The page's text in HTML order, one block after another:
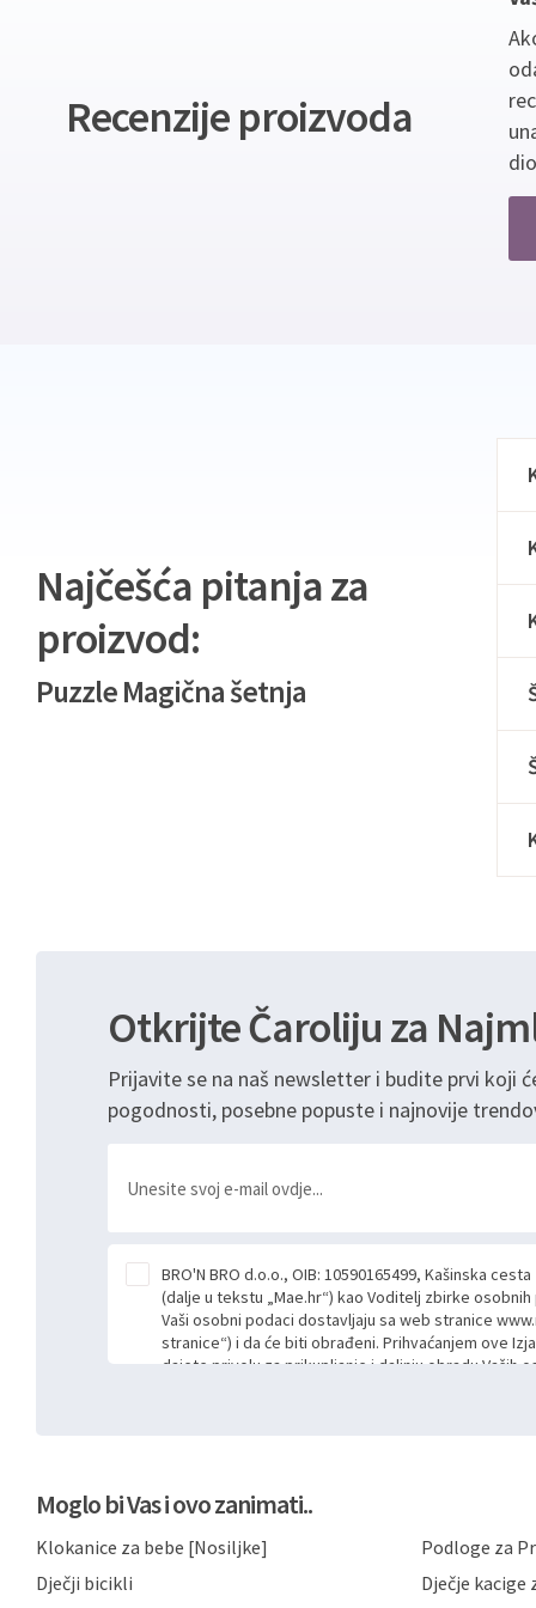
Recenzije proizvoda
Najčešća pitanja za
proizvod:
Puzzle Magična šetnja
Otkrijte Čaroliju za
Prijavite se na naš newsletter i budite prvi koji
pogodnosti, posebne popuste i najnovije
BRO'N BRO d.o.o., OIB: 10590165499, Kašinska
(dalje u tekstu „Mae.hr“) kao Voditelj zbirke
Vaši osobni podaci dostavljaju sa web stranice
stranice“) i da će biti obrađeni. Prihvaćanjem ove
dajete privolu za prikupljanje i daljnju obradu Vaših
možete pročitati ovdje, sukladno Politici
primjenu odgovarajućih tehničkih i sigurnosnih
privatnost svojih korisnika i posjetitelja web
Moglo bi Vas i ovo zanimati..
Klokanice za bebe [Nosiljke]
Podloge za
Dječji bicikli
Dječje kacige